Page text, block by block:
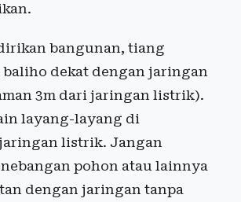
bangunan, tiang
baliho dekat dengan jaringan
3m dari jaringan listrik).
layang-layang di
listrik. Jangan
pohon atau lainnya
dengan jaringan tanpa